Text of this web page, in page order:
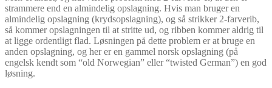
strammere end en almindelig opslagning. Hvis man bruger en
almindelig opslagning (krydsopslagning), og så strikker 2-farverib,
så kommer opslagningen til at stritte ud, og ribben kommer aldrig til
at ligge ordentligt flad. Løsningen på dette problem er at bruge en
anden opslagning, og her er en gammel norsk opslagning (på
engelsk kendt som “old Norwegian” eller “twisted German”) en god
løsning.